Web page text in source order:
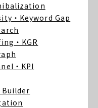
・Keyword Gap
・KGR
・KPI
Builder